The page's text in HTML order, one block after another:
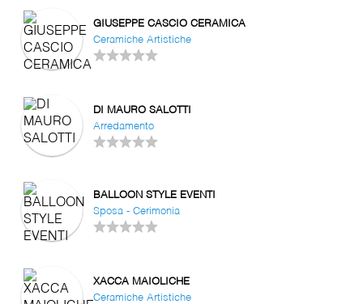
GIUSEPPE CASCIO CERAMICA
Ceramiche Artistiche
DI MAURO SALOTTI
Arredamento
BALLOON STYLE EVENTI
Sposa - Cerimonia
XACCA MAIOLICHE
Ceramiche Artistiche